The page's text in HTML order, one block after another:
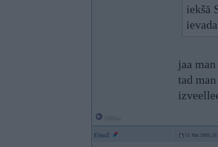
iekšā
jaa
tad
EimZ 15. Mar 2009,